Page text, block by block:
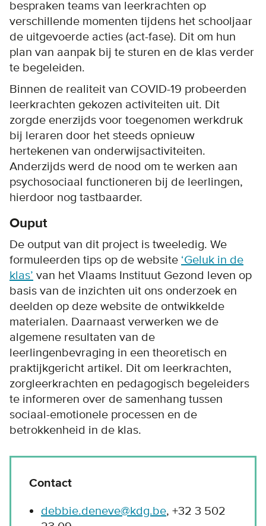
bespraken teams van leerkrachten op
verschillende momenten tijdens het schooljaar
de uitgevoerde acties (act-fase). Dit om hun
plan van aanpak bij te sturen en de klas verder
te begeleiden.
Binnen de realiteit van COVID-19 probeerden
leerkrachten gekozen activiteiten uit. Dit
zorgde enerzijds voor toegenomen werkdruk
bij leraren door het steeds opnieuw
hertekenen van onderwijsactiviteiten.
Anderzijds werd de nood om te werken aan
psychosociaal functioneren bij de leerlingen,
hierdoor nog tastbaarder.
Ouput
De output van dit project is tweeledig. We
formuleerden tips op de website ‘Geluk in de
klas’ van het Vlaams Instituut Gezond leven op
basis van de inzichten uit ons onderzoek en
deelden op deze website de ontwikkelde
materialen. Daarnaast verwerken we de
algemene resultaten van de
leerlingenbevraging in een theoretisch en
praktijkgericht artikel. Dit om leerkrachten,
zorgleerkrachten en pedagogisch begeleiders
te informeren over de samenhang tussen
sociaal-emotionele processen en de
betrokkenheid in de klas.
Contact
debbie.deneve@kdg.be, +32 3 502